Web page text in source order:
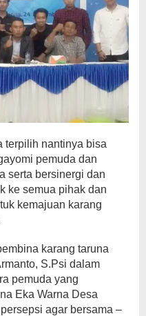
terpilih nantinya bisa
pemuda dan
serta bersinergi dan
ke semua pihak dan
kemajuan karang
karang taruna
S.Psi dalam
pemuda yang
Eka Warna Desa
agar bersama –